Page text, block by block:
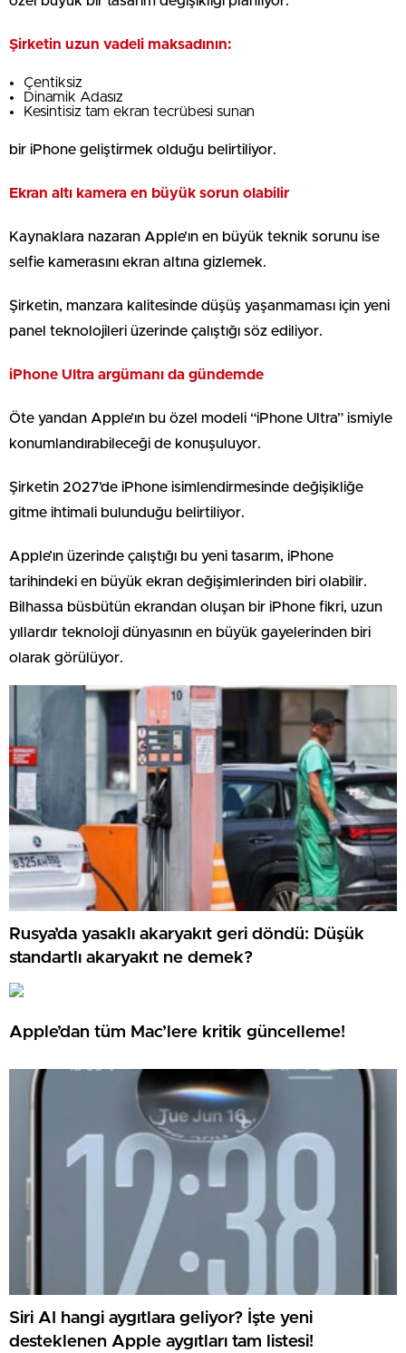
Şirketin uzun vadeli maksadının:
Çentiksiz
Dinamik Adasız
Kesintisiz tam ekran tecrübesi sunan
bir iPhone geliştirmek olduğu belirtiliyor.
Ekran altı kamera en büyük sorun olabilir
Kaynaklara nazaran Apple’ın en büyük teknik sorunu ise
selfie kamerasını ekran altına gizlemek.
Şirketin, manzara kalitesinde düşüş yaşanmaması için yeni
panel teknolojileri üzerinde çalıştığı söz ediliyor.
iPhone Ultra argümanı da gündemde
Öte yandan Apple’ın bu özel modeli “iPhone Ultra” ismiyle
konumlandırabileceği de konuşuluyor.
Şirketin 2027’de iPhone isimlendirmesinde değişikliğe
gitme ihtimali bulunduğu belirtiliyor.
Apple’ın üzerinde çalıştığı bu yeni tasarım, iPhone
tarihindeki en büyük ekran değişimlerinden biri olabilir.
Bilhassa büsbütün ekrandan oluşan bir iPhone fikri, uzun
yıllardır teknoloji dünyasının en büyük gayelerinden biri
olarak görülüyor.
Rusya’da yasaklı akaryakıt geri döndü: Düşük
standartlı akaryakıt ne demek?
Apple’dan tüm Mac’lere kritik güncelleme!
Siri AI hangi aygıtlara geliyor? İşte yeni
desteklenen Apple aygıtları tam listesi!